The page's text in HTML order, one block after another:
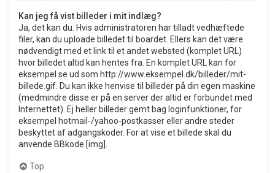
Kan jeg få vist billeder i mit indlæg?
Ja, det kan du. Hvis administratoren har tilladt vedhæftede
filer, kan du uploade billedet til boardet. Ellers kan det være
nødvendigt med et link til et andet websted (komplet URL)
hvor billedet altid kan hentes fra. En komplet URL kan for
eksempel se ud som http://www.eksempel.dk/billeder/mit-
billede.gif. Du kan ikke henvise til billeder på din egen maskine
(medmindre disse er på en server der altid er forbundet med
Internettet). Ej heller billeder gemt bag loginfunktioner, for
eksempel hotmail-/yahoo-postkasser eller andre steder
beskyttet af adgangskoder. For at vise et billede skal du
anvende BBkode [img].
Top